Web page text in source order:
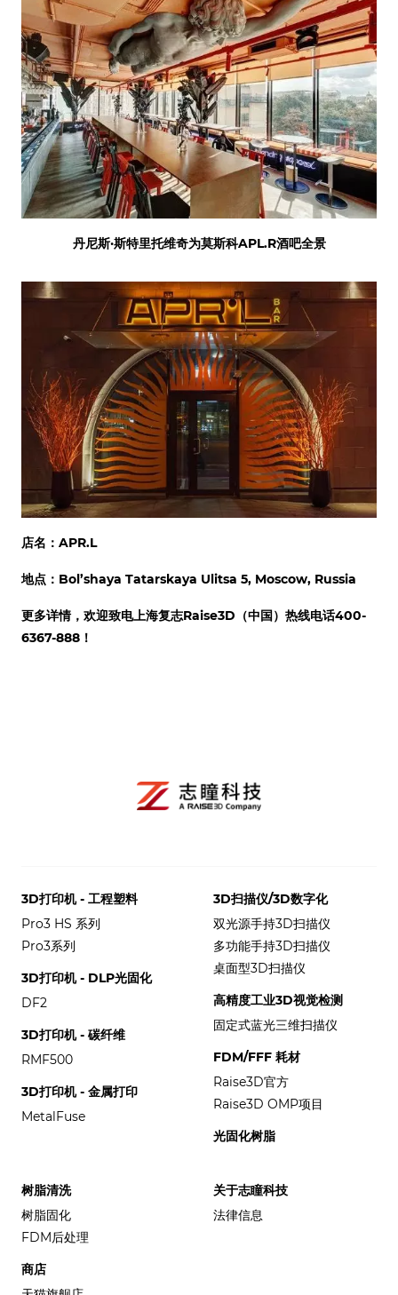
丹尼斯·斯特里托维奇为莫斯科APL.R酒吧全景
店名：APR.L
地点：Bol’shaya Tatarskaya Ulitsa 5, Moscow, Russia
更多详情，欢迎致电上海复志Raise3D（中国）热线电话400-
6367-888！
3D打印机 - 工程塑料
Pro3 HS 系列
Pro3系列
3D打印机 - DLP光固化
DF2
3D打印机 - 碳纤维
RMF500
3D打印机 - 金属打印
MetalFuse
3D扫描仪/3D数字化
双光源手持3D扫描仪
多功能手持3D扫描仪
桌面型3D扫描仪
高精度工业3D视觉检测
固定式蓝光三维扫描仪
FDM/FFF 耗材
Raise3D官方
Raise3D OMP项目
光固化树脂
树脂清洗
树脂固化
FDM后处理
商店
关于志瞳科技
法律信息